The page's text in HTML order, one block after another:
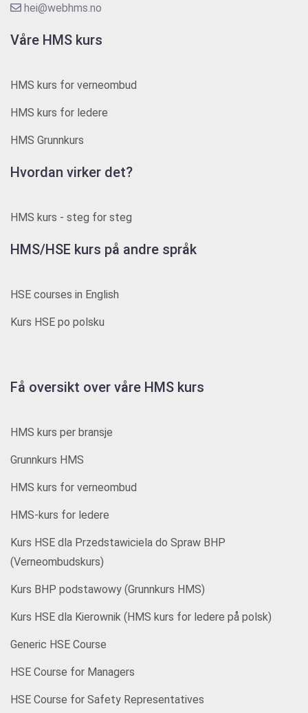
hei@webhms.no
Våre HMS kurs
HMS kurs for verneombud
HMS kurs for ledere
HMS Grunnkurs
Hvordan virker det?
HMS kurs - steg for steg
HMS/HSE kurs på andre språk
HSE courses in English
Kurs HSE po polsku
Få oversikt over våre HMS kurs
HMS kurs per bransje
Grunnkurs HMS
HMS kurs for verneombud
HMS-kurs for ledere
Kurs HSE dla Przedstawiciela do Spraw BHP
(Verneombudskurs)
Kurs BHP podstawowy (Grunnkurs HMS)
Kurs HSE dla Kierownik (HMS kurs for ledere på polsk)
Generic HSE Course
HSE Course for Managers
HSE Course for Safety Representatives